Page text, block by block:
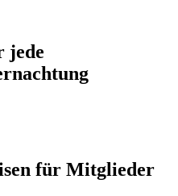
jede
für Mitglieder